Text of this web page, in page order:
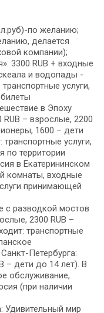
по желанию;
делается
компании);
3300 RUB + входные
и водопады -
услуги,
в Эпоху
– взрослые, 2200
1600 – дети
услуги,
по территории
в Екатерининском
комнаты, входные
принимающей
с разводкой мостов
2300 RUB –
транспортные
Петербурга:
– дети до 14 лет). В
обслуживание,
(при наличии
Удивительный мир